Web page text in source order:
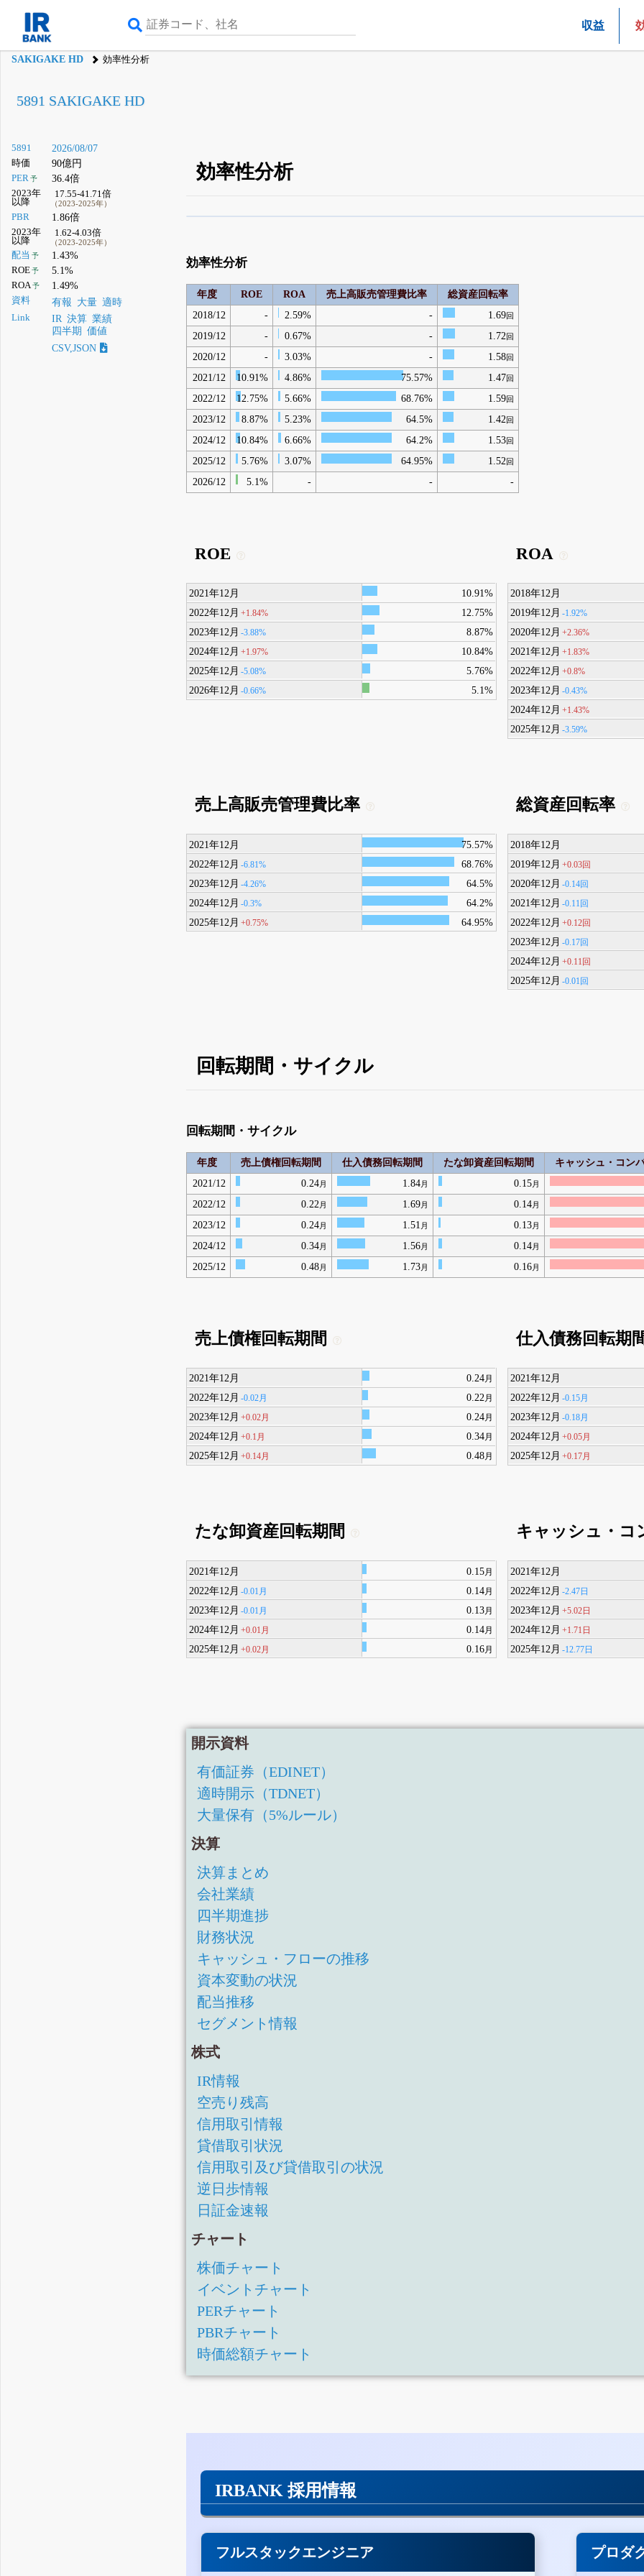
収益
SAKIGAKE HD 効率性分析
5891 SAKIGAKE HD
5891 2026/08/07
時価 90億円
PER予 36.4倍
2023年
以降
17.55-41.71倍
（2023-2025年）
PBR 1.86倍
2023年
以降
1.62-4.03倍
（2023-2025年）
配当 予 1.43%
ROE予 5.1%
ROA予 1.49%
資料 有報 大量 適時
Link IR 決算 業績
四半期
価値
CSV,JSON
効率性分析
登録すると永久30%OFFと米株版の先行利用も付きます
効率性分析
年度 ROE ROA 売上高販売管理費比率
総資産回転率
2018/12
- 2.59% - 1.69回
2019/12 - 0.67% - 1.72回
2020/12 - 3.03% - 1.58回
2021/12 10.91% 4.86% 75.57% 1.47回
2022/12 12.75% 5.66% 68.76% 1.59回
2023/12 8.87% 5.23% 64.5% 1.42回
2024/12 10.84% 6.66% 64.2% 1.53回
2025/12 5.76% 3.07% 64.95% 1.52回
2026/12 5.1% - - -
ROE
2021年12月
10.91%
2022年12月 +1.84%
12.75%
2023年12月 -3.88%
8.87%
2024年12月 +1.97%
10.84%
2025年12月 -5.08%
5.76%
2026年12月 -0.66% 5.1%
ROA
2018年12月
2019年12月 -1.92%
2020年12月 +2.36%
2021年12月 +1.83%
2022年12月 +0.8%
2023年12月 -0.43%
2024年12月 +1.43%
2025年12月 -3.59%
売上高販売管理費比率
2021年12月
75.57%
2022年12月 -6.81%
68.76%
2023年12月 -4.26%
64.5%
2024年12月 -0.3%
64.2%
2025年12月 +0.75% 64.95%
総資産回転率
2018年12月
2019年12月 +0.03回
2020年12月 -0.14回
2021年12月 -0.11回
2022年12月 +0.12回
2023年12月 -0.17回
2024年12月 +0.11回
2025年12月 -0.01回
回転期間・サイクル
回転期間・サイクル
年度 売上債権回転期間 仕入債務回転期間 たな卸資産回転期間
キャッシュ・コン
2021/12
0.24月 1.84月 0.15月
2022/12 0.22 月 1.69月 0.14月
2023/12 0.24月 1.51 月 0.13月
2024/12 0.34月 1.56月 0.14月
2025/12 0.48月 1.73月 0.16月
売上債権回転期間
2021年12月 0.24月
2022年12月 -0.02月 0.22 月
2023年12月 +0.02月 0.24月
2024年12月 +0.1月 0.34月
2025年12月 +0.14月 0.48月
仕入債務回転期
2021年12月
2022年12月 -0.15月
2023年12月 -0.18月
2024年12月 +0.05月
2025年12月 +0.17月
たな卸資産回転期間
2021年12月 0.15月
2022年12月 -0.01月 0.14月
2023年12月 -0.01月 0.13月
2024年12月 +0.01月 0.14月
2025年12月 +0.02月 0.16月
キャッシュ・コ
2021年12月
2022年12月 -2.47日
2023年12月 +5.02日
2024年12月 +1.71日
2025年12月 -12.77日
開示資料
有価証券（EDINET）
適時開示（TDNET）
大量保有（5%ルール）
決算
決算まとめ
会社業績
四半期進捗
財務状況
キャッシュ・フローの推移
資本変動の状況
配当推移
セグメント情報
株式
IR情報
空売り残高
信用取引情報
貸借取引状況
信用取引及び貸借取引の状況
逆日歩情報
日証金速報
チャート
株価チャート
イベントチャート
PERチャート
PBRチャート
時価総額チャート
IRBANK 採用情報
フルスタックエンジニア プロダ